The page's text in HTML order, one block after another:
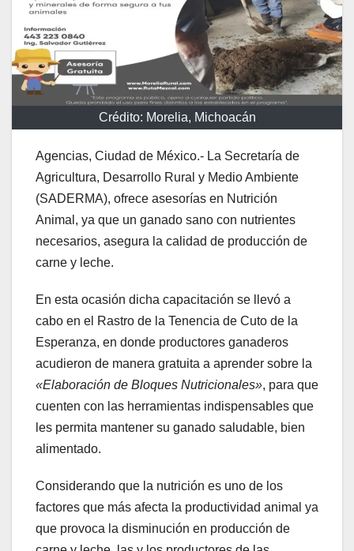
Crédito: Morelia, Michoacán
Agencias, Ciudad de México.- La Secretaría de
Agricultura, Desarrollo Rural y Medio Ambiente
(SADERMA), ofrece asesorías en Nutrición
Animal, ya que un ganado sano con nutrientes
necesarios, asegura la calidad de producción de
carne y leche.
En esta ocasión dicha capacitación se llevó a
cabo en el Rastro de la Tenencia de Cuto de la
Esperanza, en donde productores ganaderos
acudieron de manera gratuita a aprender sobre la
«Elaboración de Bloques Nutricionales», para que
cuenten con las herramientas indispensables que
les permita mantener su ganado saludable, bien
alimentado.
Considerando que la nutrición es uno de los
factores que más afecta la productividad animal ya
que provoca la disminución en producción de